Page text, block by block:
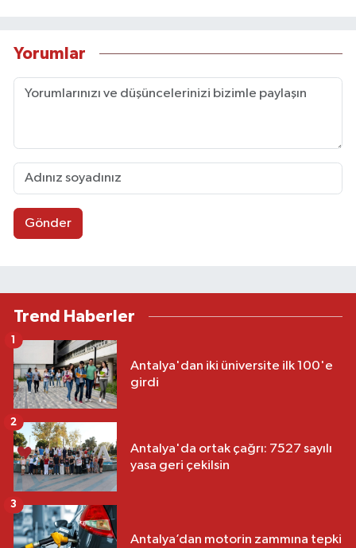
Yorumlar
Gönder
Trend Haberler
Antalya'dan iki üniversite ilk 100'e
girdi
1
Antalya'da ortak çağrı: 7527 sayılı
yasa geri çekilsin
2
Antalya’dan motorin zammına tepki
3